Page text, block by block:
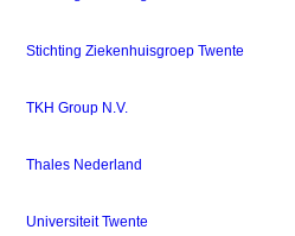
Stichting Ziekenhuisgroep Twente
TKH Group N.V.
Thales Nederland
Universiteit Twente